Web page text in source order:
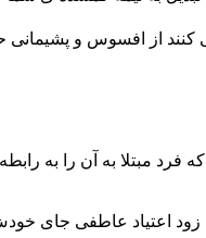
از افسوس و پشیمانی
مبتلا به آن را به
یا زود اعتیاد عاطفی